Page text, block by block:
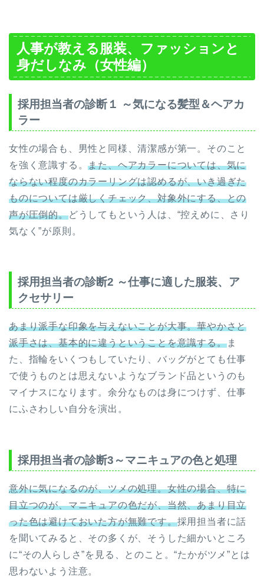
人事が教える服装、ファッションと
身だしなみ（女性編）
採用担当者の診断１ ～気になる髪型＆ヘアカ
ラー
女性の場合も、男性と同様、清潔感が第一。そのこと
を強く意識する。また、ヘアカラーについては、気に
ならない程度のカラーリングは認めるが、いき過ぎた
ものについては厳しくチェック、対象外にする、との
声が圧倒的。どうしてもという人は、“控えめに、さり
気なく”が原則。
採用担当者の診断2 ～仕事に適した服装、ア
クセサリー
あまり派手な印象を与えないことが大事。華やかさと
派手さは、基本的に違うということを意識する。ま
た、指輪をいくつもしていたり、バッグがとても仕事
で使うものとは思えないようなブランド品というのも
マイナスになります。余分なものは身につけず、仕事
にふさわしい自分を演出。
採用担当者の診断3～マニキュアの色と処理
意外に気になるのが、ツメの処理。女性の場合、特に
目立つのが、マニキュアの色だが、当然、あまり目立
った色は避けておいた方が無難です。採用担当者に話
を聞いてみると、その多くが、そうした細かいところ
に“その人らしさ”を見る、とのこと。“たかがツメ”とは
思わないよう注意。